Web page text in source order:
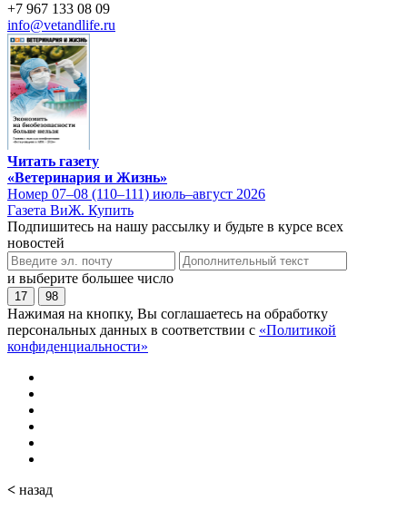
+7 967 133 08 09
info@vetandlife.ru
Читать газету
«Ветеринария и Жизнь»
Номер 07–08 (110–111) июль–август 2026
Газета ВиЖ. Купить
Подпишитесь на нашу рассылку и будьте в курсе всех
новостей
и выберите большее число
17 98
Нажимая на кнопку, Вы соглашаетесь на обработку
персональных данных в соответствии с «Политикой
конфиденциальности»
< назад